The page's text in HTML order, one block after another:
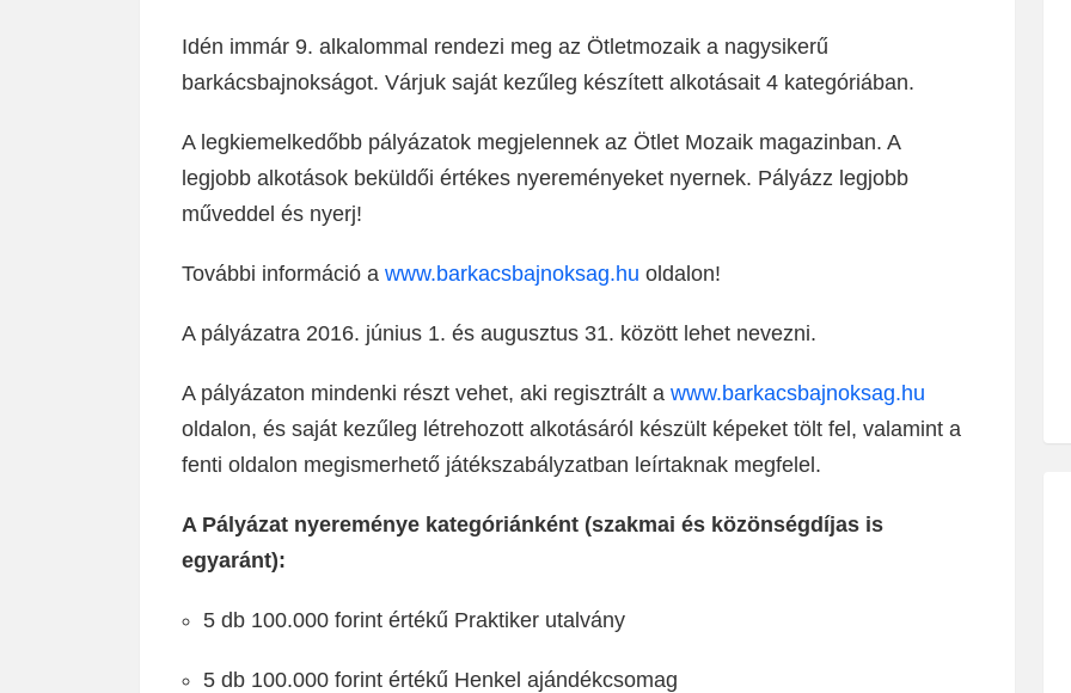
Idén immár 9. alkalommal rendezi meg az Ötletmozaik a nagysikerű
barkácsbajnokságot. Várjuk saját kezűleg készített alkotásait 4 kategóriában.
A legkiemelkedőbb pályázatok megjelennek az Ötlet Mozaik magazinban. A
legjobb alkotások beküldői értékes nyereményeket nyernek. Pályázz legjobb
műveddel és nyerj!
További információ a www.barkacsbajnoksag.hu oldalon!
A pályázatra 2016. június 1. és augusztus 31. között lehet nevezni.
A pályázaton mindenki részt vehet, aki regisztrált a www.barkacsbajnoksag.hu
oldalon, és saját kezűleg létrehozott alkotásáról készült képeket tölt fel, valamint a
fenti oldalon megismerhető játékszabályzatban leírtaknak megfelel.
A Pályázat nyereménye kategóriánként (szakmai és közönségdíjas is
egyaránt):
5 db 100.000 forint értékű Praktiker utalvány
5 db 100.000 forint értékű Henkel ajándékcsomag